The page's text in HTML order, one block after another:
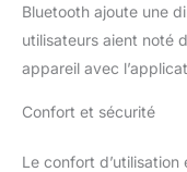
Bluetooth ajoute une
utilisateurs aient noté
appareil avec
Confort et sécurité
Le confort